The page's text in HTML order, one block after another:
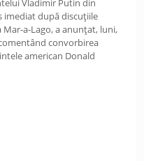
Vladimir Putin din
imediat după discuțiile
Mar-a-Lago, a anunțat, luni,
convorbirea
american Donald